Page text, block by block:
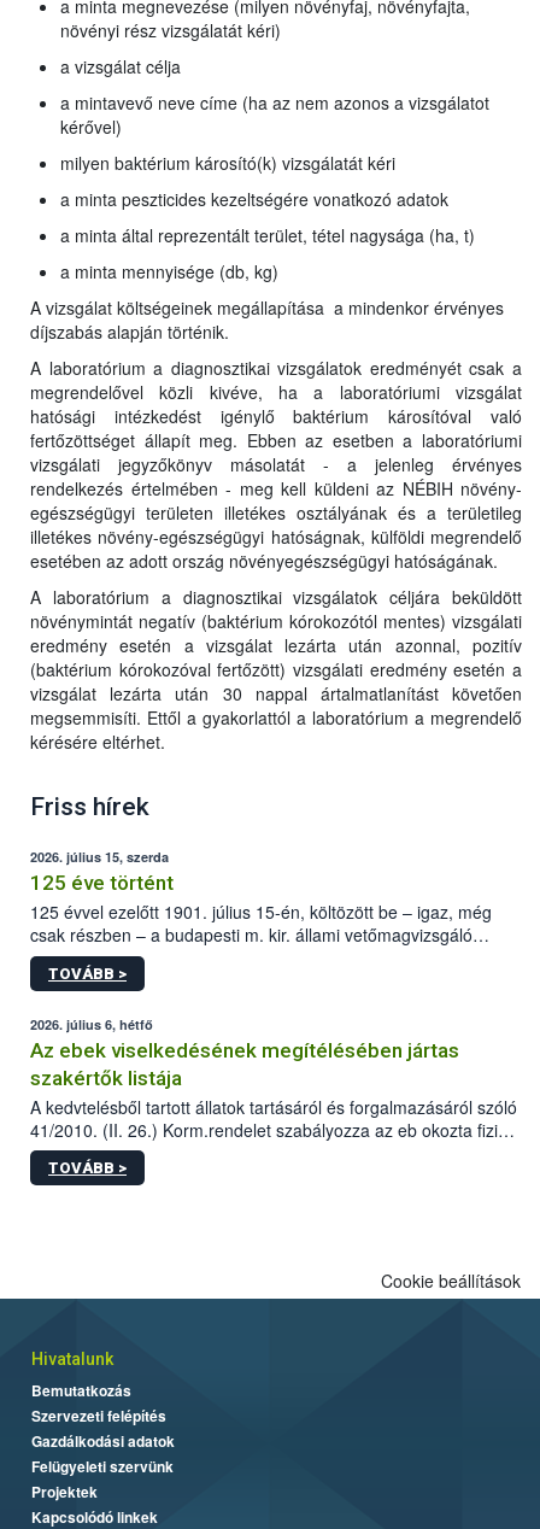
a minta megnevezése (milyen növényfaj, növényfajta,
növényi rész vizsgálatát kéri)
a vizsgálat célja
a mintavevő neve címe (ha az nem azonos a vizsgálatot
kérővel)
milyen baktérium károsító(k) vizsgálatát kéri
a minta peszticides kezeltségére vonatkozó adatok
a minta által reprezentált terület, tétel nagysága (ha, t)
a minta mennyisége (db, kg)
A vizsgálat költségeinek megállapítása a mindenkor érvényes
díjszabás alapján történik.
A laboratórium a diagnosztikai vizsgálatok eredményét csak a
megrendelővel közli kivéve, ha a laboratóriumi vizsgálat
hatósági intézkedést igénylő baktérium károsítóval való
fertőzöttséget állapít meg. Ebben az esetben a laboratóriumi
vizsgálati jegyzőkönyv másolatát - a jelenleg érvényes
rendelkezés értelmében - meg kell küldeni az NÉBIH növény-
egészségügyi területen illetékes osztályának és a területileg
illetékes növény-egészségügyi hatóságnak, külföldi megrendelő
esetében az adott ország növényegészségügyi hatóságának.
A laboratórium a diagnosztikai vizsgálatok céljára beküldött
növénymintát negatív (baktérium kórokozótól mentes) vizsgálati
eredmény esetén a vizsgálat lezárta után azonnal, pozitív
(baktérium kórokozóval fertőzött) vizsgálati eredmény esetén a
vizsgálat lezárta után 30 nappal ártalmatlanítást követően
megsemmisíti. Ettől a gyakorlattól a laboratórium a megrendelő
kérésére eltérhet.
Friss hírek
2026. július 15, szerda
125 éve történt
125 évvel ezelőtt 1901. július 15-én, költözött be – igaz, még
csak részben – a budapesti m. kir. állami vetőmagvizsgáló
állomás a Kis Rókus utca 15. szám alatti, Czigler Győző által
tervezett új épületébe.
TOVÁBB >
2026. július 6, hétfő
Az ebek viselkedésének megítélésében jártas
szakértők listája
A kedvtelésből tartott állatok tartásáról és forgalmazásáról szóló
41/2010. (II. 26.) Korm.rendelet szabályozza az eb okozta fizikai
sérülés, illetve ennek veszélye keletkezésekor felmerülő
hatósági feladatokat, valamint a veszélyes eb tartását és annak
TOVÁBB >
Cookie beállítások
Hivatalunk
Bemutatkozás
Szervezeti felépítés
Gazdálkodási adatok
Felügyeleti szervünk
Projektek
Kapcsolódó linkek